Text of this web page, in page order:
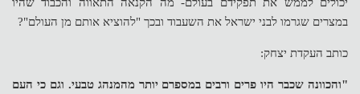
במצרים שגרמו לבני ישראל את השעבוד ובכך "להוציא אותם מן העולם"?
כותב העקדת יצחק:
"והכוונה שכבר היו פרים ורבים במספרם יותר מהמנהג טבעי. וגם כי העם